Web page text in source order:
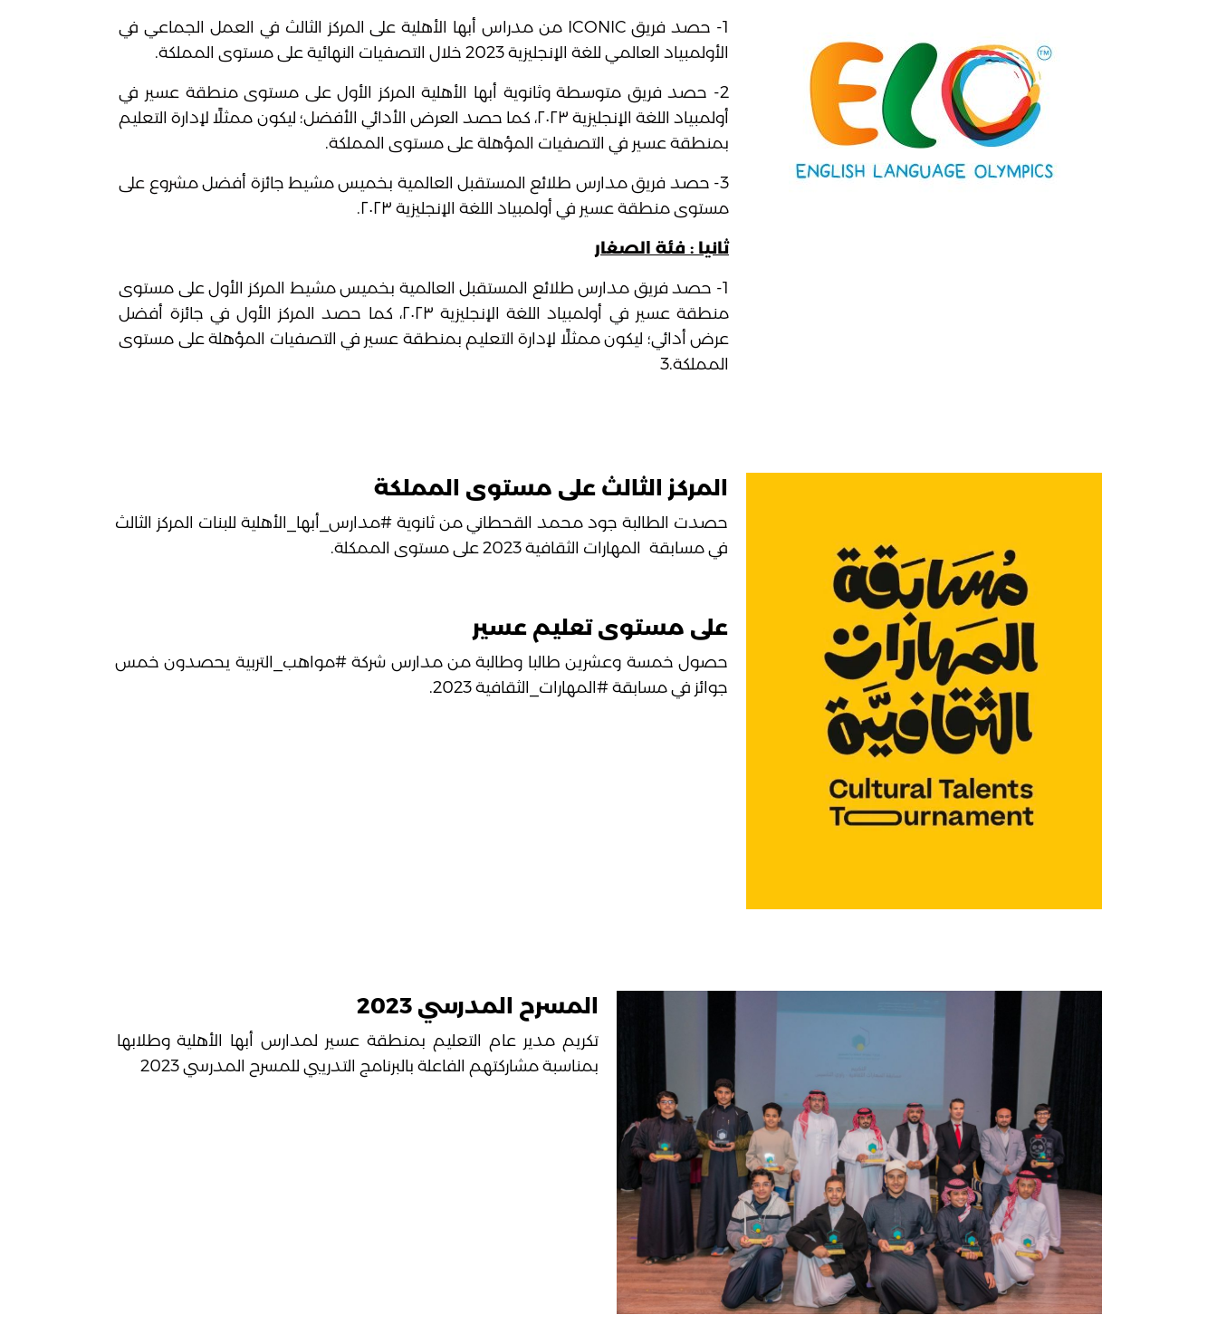
1- حصد فريق ICONIC من مدراس أبها الأهلية على المركز الثالث في العمل الجماعي في
الأولمبياد العالمي للغة الإنجليزية 2023 خلال التصفيات النهائية على مستوى المملكة.
2- حصد فريق متوسطة وثانوية أبها الأهلية المركز الأول على مستوى منطقة عسير في
أولمبياد اللغة الإنجليزية ٢٠٢٣، كما حصد العرض الأدائي الأفضل؛ ليكون ممثلًا لإدارة التعليم
بمنطقة عسير في التصفيات المؤهلة على مستوى المملكة.
3- حصد فريق مدارس طلائع المستقبل العالمية بخميس مشيط جائزة أفضل مشروع على
مستوى منطقة عسير في أولمبياد اللغة الإنجليزية ٢٠٢٣.
ثانيا : فئة الصغار
1- حصد فريق مدارس طلائع المستقبل العالمية بخميس مشيط المركز الأول على مستوى
منطقة عسير في أولمبياد اللغة الإنجليزية ٢٠٢٣، كما حصد المركز الأول في جائزة أفضل
عرض أدائي؛ ليكون ممثلًا لإدارة التعليم بمنطقة عسير في التصفيات المؤهلة على مستوى
المملكة.3
المركز الثالث على مستوى المملكة
حصدت الطالبة جود محمد القحطاني من ثانوية#مدارس_أبها_الأهلية للبنات المركز الثالث
في مسابقة المهارات الثقافية2023 على مستوى الممكلة.
على مستوى تعليم عسير
حصول خمسة وعشرين طالبا وطالبة من مدارس شركة#مواهب_التربية يحصدون خمس
جوائز في مسابقة#المهارات_الثقافية2023.
المسرح المدرسي 2023
تكريم مدير عام التعليم بمنطقة عسير لمدارس أبها الأهلية وطلابها
بمناسبة مشاركتهم الفاعلة بالبرنامج التدريبي للمسرح المدرسي 2023